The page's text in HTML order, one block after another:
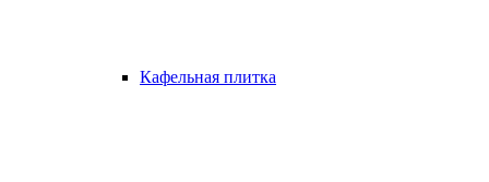
Кафельная плитка